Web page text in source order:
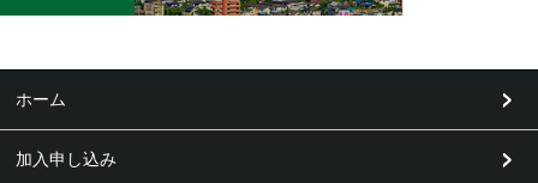
ホーム
加入申し込み